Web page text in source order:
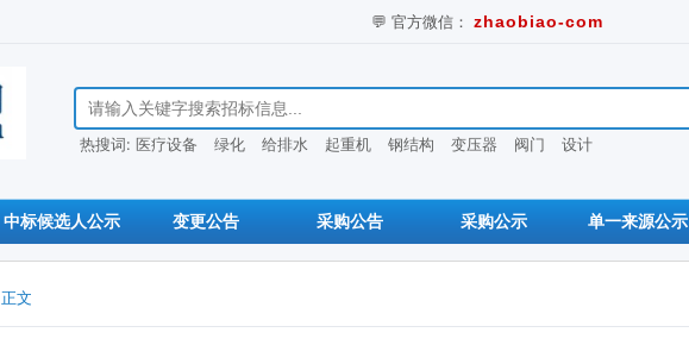
💬 官方微信： zhaobiao-com
搜索招标信息
热搜词: 医疗设备 绿化 给排水 起重机 钢结构 变压器 阀门 设计
中标候选人公示 变更公告 采购公告 采购公示 单一来源公示
正文